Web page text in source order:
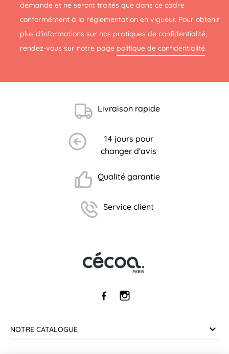
(2 avis)
demande et ne seront traités que dans ce cadre
conformément à la réglementation en vigueur. Pour obtenir
plus d'informations sur nos pratiques de confidentialité,
rendez-vous sur notre page politique de confidentialité.
Livraison rapide
14 jours pour
changer d'avis
Qualité garantie
Service client
NOTRE CATALOGUE